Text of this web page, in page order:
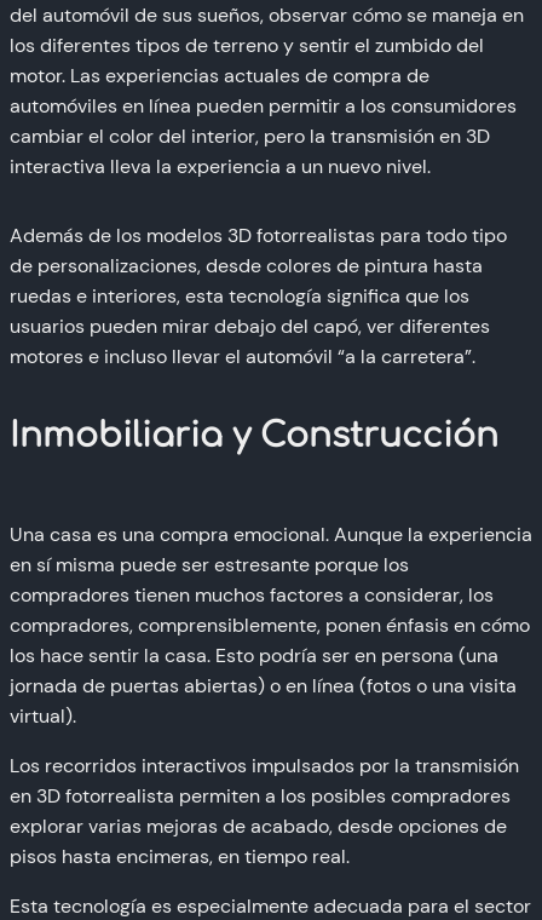
del automóvil de sus sueños, observar cómo se maneja en
los diferentes tipos de terreno y sentir el zumbido del
motor. Las experiencias actuales de compra de
automóviles en línea pueden permitir a los consumidores
cambiar el color del interior, pero la transmisión en 3D
interactiva lleva la experiencia a un nuevo nivel.
Además de los modelos 3D fotorrealistas para todo tipo
de personalizaciones, desde colores de pintura hasta
ruedas e interiores, esta tecnología significa que los
usuarios pueden mirar debajo del capó, ver diferentes
motores e incluso llevar el automóvil “a la carretera”.
Inmobiliaria y Construcción
Una casa es una compra emocional. Aunque la experiencia
en sí misma puede ser estresante porque los
compradores tienen muchos factores a considerar, los
compradores, comprensiblemente, ponen énfasis en cómo
los hace sentir la casa. Esto podría ser en persona (una
jornada de puertas abiertas) o en línea (fotos o una visita
virtual).
Los recorridos interactivos impulsados por la transmisión
en 3D fotorrealista permiten a los posibles compradores
explorar varias mejoras de acabado, desde opciones de
pisos hasta encimeras, en tiempo real.
Esta tecnología es especialmente adecuada para el sector